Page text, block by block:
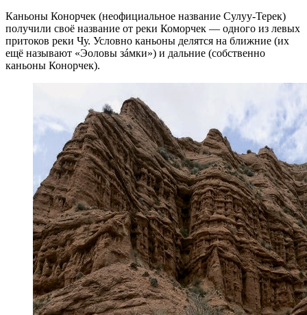
Каньоны Конорчек (неофициальное название Сулуу-Терек)
получили своё название от реки Коморчек — одного из левых
притоков реки Чу. Условно каньоны делятся на ближние (их
ещё называют «Эоловы зáмки») и дальние (собственно
каньоны Конорчек).